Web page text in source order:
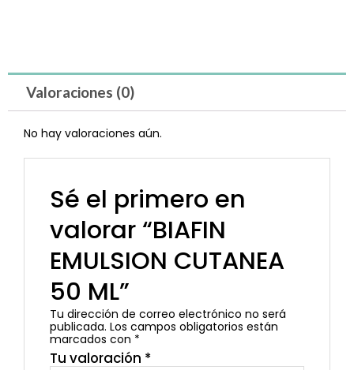
Valoraciones (0)
No hay valoraciones aún.
Sé el primero en
valorar “BIAFIN
EMULSION CUTANEA
50 ML”
Tu dirección de correo electrónico no será
publicada. Los campos obligatorios están
marcados con *
Tu valoración *